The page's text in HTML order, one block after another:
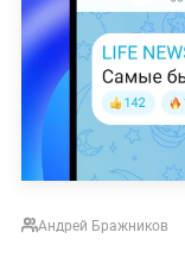
Андрей Бражников